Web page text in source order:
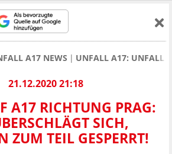
A17 NEWS UNFALL A17: UNFALL
21.12.2020 21:18
A17 RICHTUNG PRAG:
SICH,
ZUM TEIL GESPERRT!